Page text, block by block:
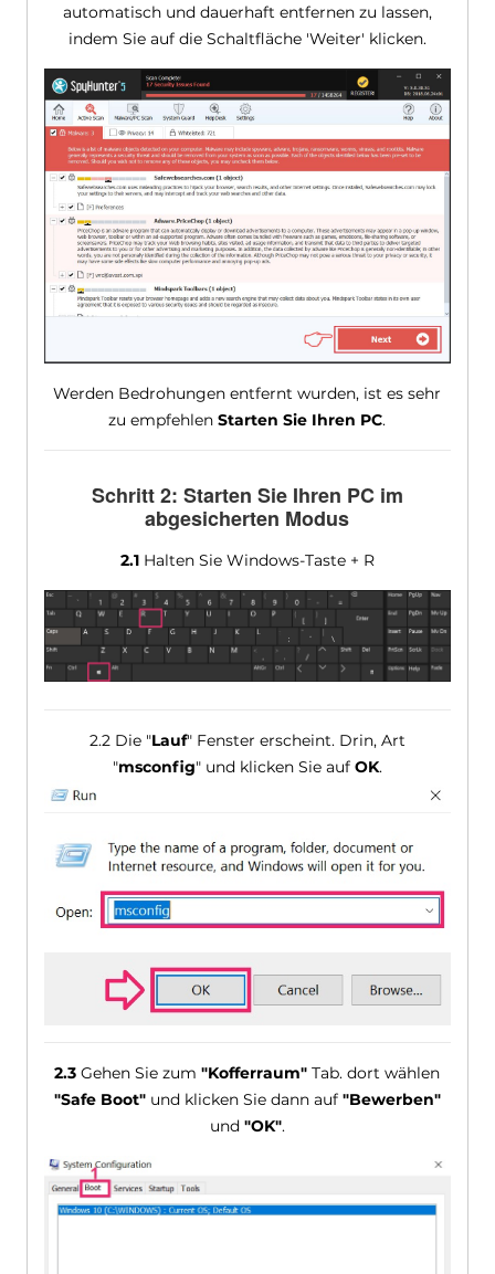
automatisch und dauerhaft entfernen zu lassen,
indem Sie auf die Schaltfläche 'Weiter' klicken.
Werden Bedrohungen entfernt wurden, ist es sehr
zu empfehlenStarten Sie Ihren PC.
Schritt 2: Starten Sie Ihren PC im
abgesicherten Modus
2.1Halten Sie Windows-Taste + R
2.2 Die "Lauf" Fenster erscheint. Drin, Art
"msconfig" und klicken Sie auf OK.
2.3 Gehen Sie zum"Kofferraum" Tab. dort wählen
"Safe Boot"und klicken Sie dann auf "Bewerben"
und "OK".